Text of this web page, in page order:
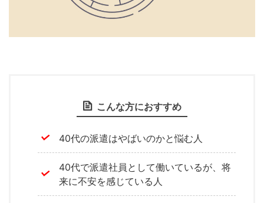
こんな方におすすめ
40代の派遣はやばいのかと悩む人
40代で派遣社員として働いているが、将
来に不安を感じている人